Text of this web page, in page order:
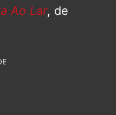
Ao Lar, de